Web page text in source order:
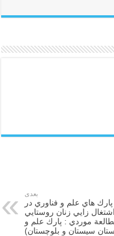
بعدی
هاي علم و فناوري در
اشتغال زايي زنان روستايي
موردي : پارك علم و
سيستان و بلوچستان)